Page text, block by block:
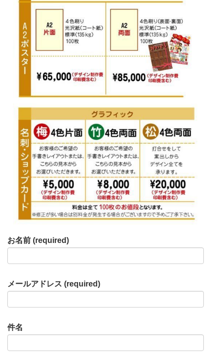
お名前 (required)
メールアドレス (required)
件名